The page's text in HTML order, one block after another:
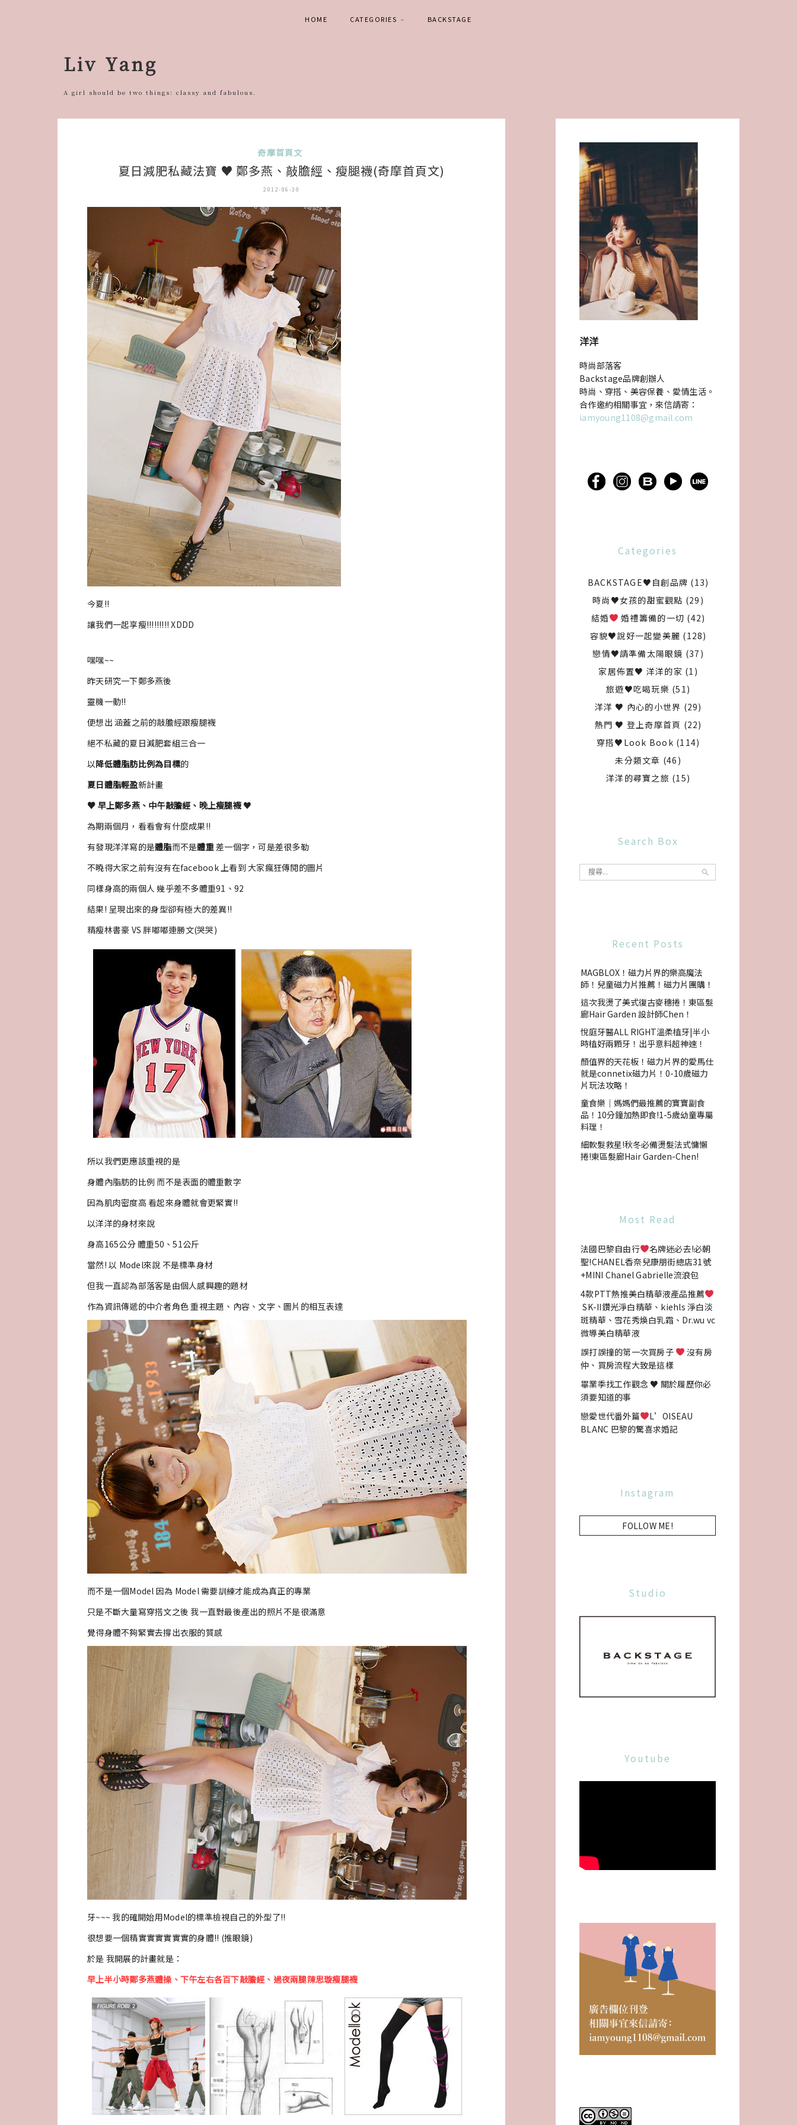
HOME CATEGORIES BACKSTAGE
Liv Yang
A girl should be two things: classy and fabulous.
奇摩首頁文
夏日減肥私藏法寶 ♥ 鄭多燕、敲膽經、瘦腿襪(奇摩首頁文)
2012-06-30
今夏!!
讓我們一起享瘦!!!!!!!!! XDDD
嘿嘿~~
昨天研究一下鄭多燕後
靈機一動!!
便想出 涵蓋之前的敲膽經跟瘦腿襪
絕不私藏的夏日減肥套組三合一
以降低體脂肪比例為目標的
夏日體脂輕盈新計畫
♥ 早上鄭多燕、中午敲膽經、晚上瘦腿襪 ♥
為期兩個月，看看會有什麼成果!!
有發現洋洋寫的是體脂而不是體重差一個字，可是差很多勒
不曉得大家之前有沒有在facebook 上看到 大家瘋狂傳閱的圖片
同樣身高的兩個人 幾乎差不多體重91、92
結果! 呈現出來的身型卻有極大的差異!!
精瘦林書豪 VS 胖嘟嘟連勝文(哭哭)
所以我們更應該重視的是
身體內脂肪的比例 而不是表面的體重數字
因為肌肉密度高 看起來身體就會更緊實!!
以洋洋的身材來說
身高165公分 體重50、51公斤
當然! 以 Model來說 不是標準身材
但我一直認為部落客是由個人感興趣的題材
作為資訊傳遞的中介者角色 重視主題、內容、文字、圖片的相互表達
而不是一個Model 因為 Model 需要訓練才能成為真正的專業
只是不斷大量寫穿搭文之後 我一直對最後產出的照片不是很滿意
覺得身體不夠緊實去撐出衣服的質感
牙~~~ 我的確開始用Model的標準檢視自己的外型了!!
很想要一個精實實實實實實的身體!! (推眼鏡)
於是 我開展的計畫就是：
早上半小時鄭多燕體操、下午左右各百下敲膽經、過夜兩腿陳思璇瘦腿襪
洋洋
時尚部落客
Backstage品牌創辦人
時尚、穿搭、美容保養、愛情生活。
合作邀約相關事宜，來信請寄：
iamyoung1108@gmail.com
Categories
BACKSTAGE♥自創品牌 (13)
時尚♥女孩的甜蜜觀點 (29)
結婚
婚禮籌備的一切 (42)
容貌♥說好一起變美麗 (128)
戀情♥請準備太陽眼鏡 (37)
家居佈置♥ 洋洋的家 (1)
旅遊♥吃喝玩樂 (51)
洋洋 ♥ 內心的小世界 (29)
熱門 ♥ 登上奇摩首頁 (22)
穿搭♥Look Book (114)
未分類文章 (46)
洋洋的尋寶之旅 (15)
Search Box
Recent Posts
MAGBLOX！磁力片界的樂高魔法
師！兒童磁力片推薦！磁力片團購！
這次我燙了美式復古麥穗捲！東區髮
廊Hair Garden 設計師Chen！
悅庭牙醫ALL RIGHT溫柔植牙|半小
時植好兩顆牙！出乎意料超神速！
顏值界的天花板！磁力片界的愛馬仕
就是connetix磁力片！0-10歲磁力
片玩法攻略！
童食樂｜媽媽們最推薦的寶寶副食
品！10分鐘加熱即食!1-5歲幼童專屬
料理！
細軟髮救星!秋冬必備燙髮法式慵懶
捲!東區髮廊Hair Garden-Chen!
Most Read
法國巴黎自由行
名牌迷必去!必朝
聖!CHANEL香奈兒康朋街總店31號
+MINI Chanel Gabrielle流浪包
4款PTT熱推美白精華液產品推薦
SK-II鑽光淨白精華、kiehls 淨白淡
斑精華、雪花秀煥白乳霜、Dr.wu vc
微導美白精華液
誤打誤撞的第一次買房子
沒有房
仲、買房流程大致是這樣
畢業季找工作觀念 ♥ 關於履歷你必
須要知道的事
戀愛世代番外篇
L’OISEAU
BLANC 巴黎的驚喜求婚記
Instagram
FOLLOW ME!
Studio
Youtube